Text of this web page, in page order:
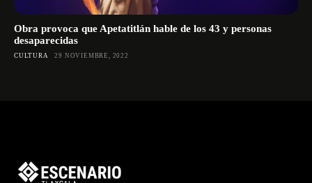
Obra provoca que Apetatitlán hable de los 43 y personas
desaparecidas
CULTURA 29 NOVIEMBRE, 2022